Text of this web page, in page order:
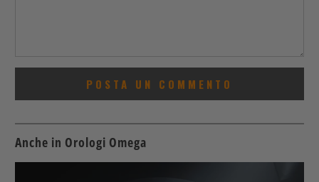
Anche in Orologi Omega